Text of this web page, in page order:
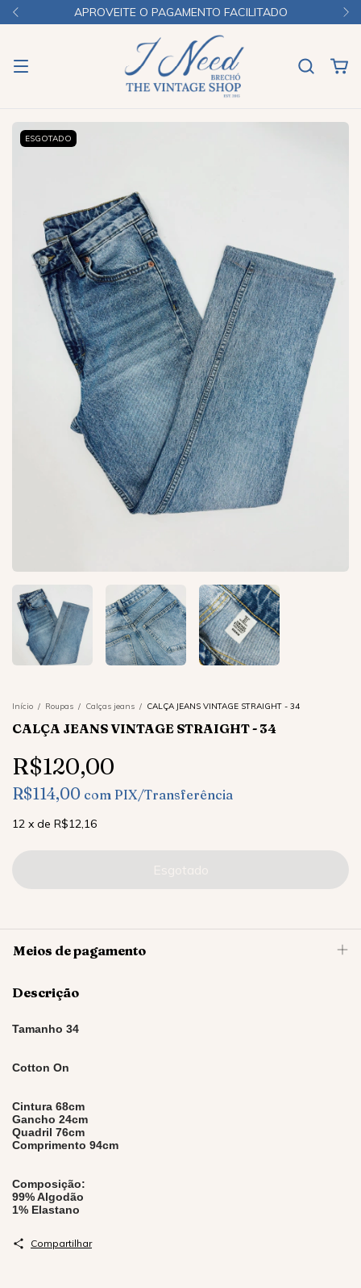
APROVEITE O PAGAMENTO FACILITADO
ESGOTADO
Início / Roupas / Calças jeans / CALÇA JEANS VINTAGE STRAIGHT - 34
CALÇA JEANS VINTAGE STRAIGHT - 34
R$120,00
R$114,00 com PIX/Transferência
12 x de R$12,16
Meios de pagamento
Descrição
Tamanho 34
Cotton On
Cintura 68cm
Gancho 24cm
Quadril 76cm
Comprimento 94cm
Composição:
99% Algodão
1% Elastano
Compartilhar